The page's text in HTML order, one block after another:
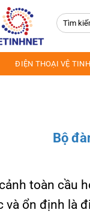
Tìm
kiếm:
ĐIỆN THOẠI VỆ TINH
Bộ
toàn cầu
và ổn định là